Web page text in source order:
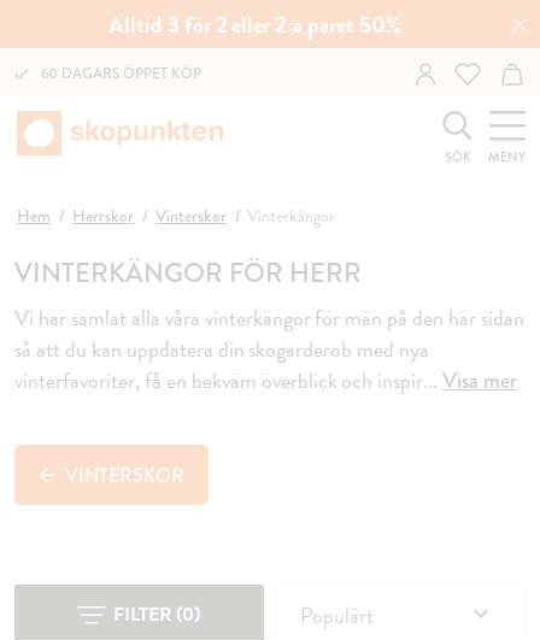
Alltid 3 för 2 eller 2:a paret 50%
60 DAGARS ÖPPET KÖP
SÖK MENY
Hem Herrskor Vinterskor Vinterkängor
VINTERKÄNGOR FÖR HERR
Vi har samlat alla våra vinterkängor för män på den här sidan
så att du kan uppdatera din skogarderob med nya
vinterfavoriter, få en bekväm överblick och inspir...Visa mer
VINTERSKOR
FILTER (0) Populärt